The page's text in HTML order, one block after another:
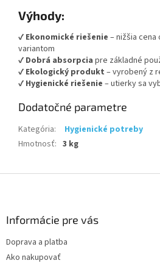
Výhody:
✔ Ekonomické riešenie – nižšia
variantom
✔ Dobrá absorpcia pre základné
✔ Ekologický produkt – vyrobený z
✔ Hygienické riešenie – utierky sa
Dodatočné parametre
Kategória:
Hygienické potreby
Hmotnosť: 3 kg
Informácie pre vás
Doprava a platba
Ako nakupovať